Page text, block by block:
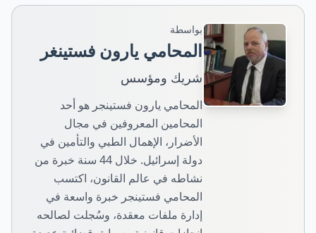
بواسطة
المحامي يارون فستينغر
شريك ومؤسس
المحامي يارون فستينجر هو أحد
المحامين المعروفين في مجال
الأضرار، الإهمال الطبي والتأمين في
دولة إسرائيل. خلال 44 سنة خبرة من
نشاطه في عالم القانون، اكتسب
المحامي فستينجر خبرة واسعة في
إدارة ملفات معقدة، وسُجلت لصالحه